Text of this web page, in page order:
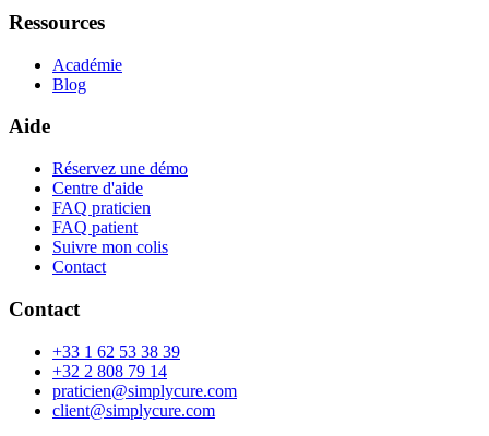
Ressources
Académie
Blog
Aide
Réservez une démo
Centre d'aide
FAQ praticien
FAQ patient
Suivre mon colis
Contact
Contact
+33 1 62 53 38 39
+32 2 808 79 14
praticien@simplycure.com
client@simplycure.com